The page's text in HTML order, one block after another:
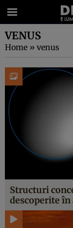
VENUS
Home » venus
Structuri
descoperite